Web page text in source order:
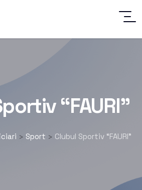
“FAURI”
> Sport > Clubul Sportiv “FAURI”